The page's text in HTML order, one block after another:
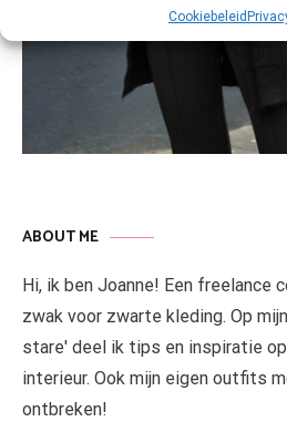
Cookiebeleid
ABOUT ME
Hi, ik ben Joanne! Een freelance
zwak voor zwarte kleding. Op
stare' deel ik tips en inspiratie
interieur. Ook mijn eigen outfits
ontbreken!